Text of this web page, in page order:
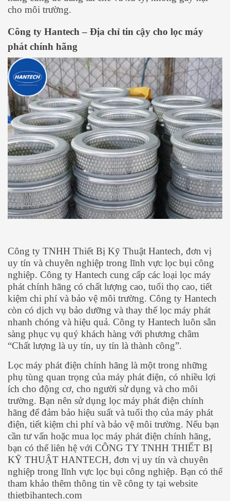
cho môi trường.
Công ty Hantech – Địa chỉ tin cậy cho lọc máy
phát chính hãng
Công ty TNHH Thiết Bị Kỹ Thuật Hantech, đơn vị
uy tín và chuyên nghiệp trong lĩnh vực lọc bụi công
nghiệp. Công ty Hantech cung cấp các loại lọc máy
phát chính hãng có chất lượng cao, tuổi thọ cao, tiết
kiệm chi phí và bảo vệ môi trường. Công ty Hantech
còn có dịch vụ bảo dưỡng và thay thế lọc máy phát
nhanh chóng và hiệu quả. Công ty Hantech luôn sẵn
sàng phục vụ quý khách hàng với phương châm
“Chất lượng là uy tín, uy tín là thành công”.
Lọc máy phát điện chính hãng là một trong những
phụ tùng quan trọng của máy phát điện, có nhiều lợi
ích cho động cơ, cho người sử dụng và cho môi
trường. Bạn nên sử dụng lọc máy phát điện chính
hãng để đảm bảo hiệu suất và tuổi thọ của máy phát
điện, tiết kiệm chi phí và bảo vệ môi trường. Nếu bạn
cần tư vấn hoặc mua lọc máy phát điện chính hãng,
bạn có thể liên hệ với CÔNG TY TNHH THIẾT BỊ
KỸ THUẬT HANTECH, đơn vị uy tín và chuyên
nghiệp trong lĩnh vực lọc bụi công nghiệp. Bạn có thể
tham khảo thêm thông tin về công ty tại website
thietbihantech.com